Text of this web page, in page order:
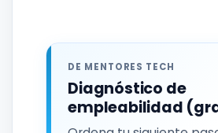
DE MENTORES TECH
Diagnóstico de
empleabilidad